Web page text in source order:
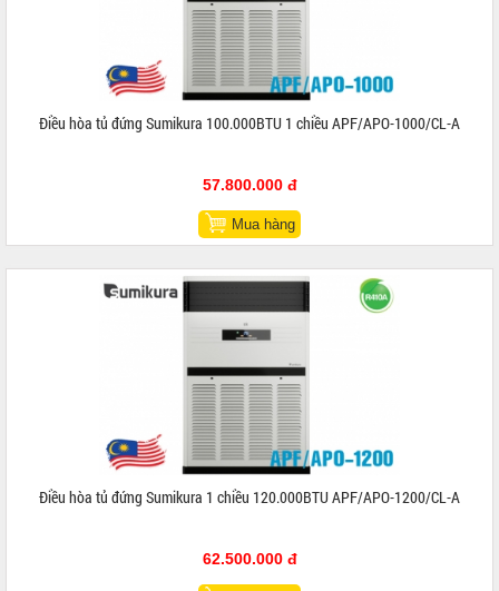
Điều hòa tủ đứng Sumikura 100.000BTU 1 chiều APF/APO-1000/CL-A
57.800.000 đ
Mua hàng
Điều hòa tủ đứng Sumikura 1 chiều 120.000BTU APF/APO-1200/CL-A
62.500.000 đ